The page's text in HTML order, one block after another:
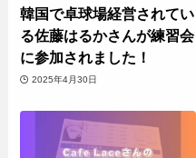
韓国で卓球場経営されてい
る佐藤はるかさんが練習会
に参加されました！
2025年4月30日